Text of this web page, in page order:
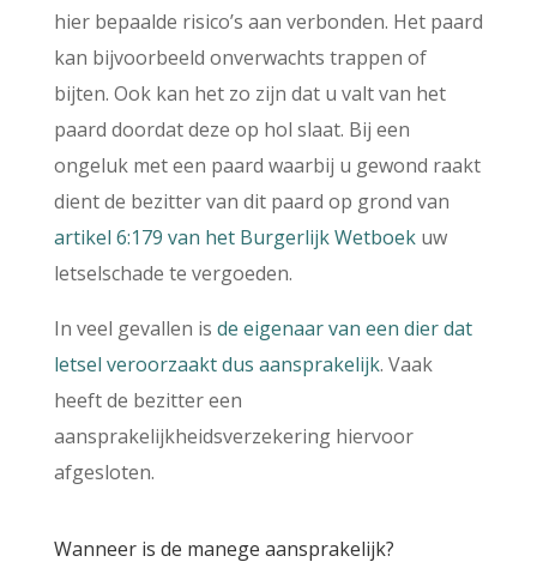
hier bepaalde risico’s aan verbonden. Het paard
kan bijvoorbeeld onverwachts trappen of
bijten. Ook kan het zo zijn dat u valt van het
paard doordat deze op hol slaat. Bij een
ongeluk met een paard waarbij u gewond raakt
dient de bezitter van dit paard op grond van
artikel 6:179 van het Burgerlijk Wetboekuw
letselschade te vergoeden.
In veel gevallen is de eigenaar van een dier dat
letsel veroorzaakt dus aansprakelijk. Vaak
heeft de bezitter een
aansprakelijkheidsverzekering hiervoor
afgesloten.
Wanneer is de manege aansprakelijk?